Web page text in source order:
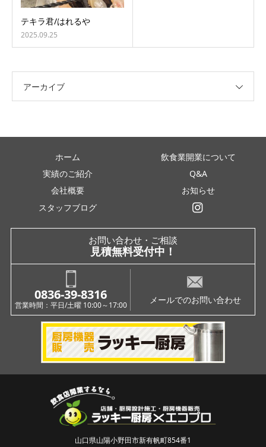
テキラ君/はれるや
2025.09.25
アーカイブ
ホーム
飲食業開業について
実績のご紹介
Q&A
会社概要
お知らせ
スタッフブログ
お問い合わせ・ご相談
見積無料受付中！
0836-39-8316
営業時間：平日/土曜 10:00～17:00 メールでのお問い合わせ
山口県山陽小野田市新有帆町854番1